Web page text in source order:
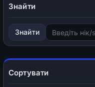
Знайти
Знайти
Сортувати